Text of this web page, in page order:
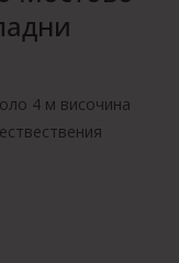
4 м височина